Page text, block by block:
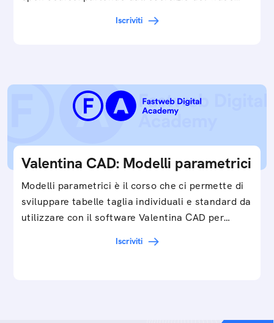
Iscriviti
Valentina CAD: Modelli parametrici
Modelli parametrici è il corso che ci permette di
sviluppare tabelle taglia individuali e standard da
utilizzare con il software Valentina CAD per…
Iscriviti